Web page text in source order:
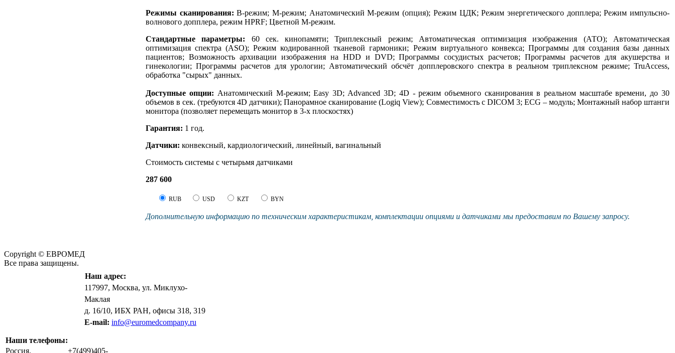
Режимы сканирования: В-режим; М-режим; Анатомический М-режим (опция); Режим ЦДК; Режим энергетического допплера; Режим импульсно-
волнового допплера, режим HPRF; Цветной М-режим.
Стандартные параметры: 60 сек. кинопамяти; Триплексный режим; Автоматическая оптимизация изображения (АТО); Автоматическая
оптимизация спектра (ASO); Режим кодированной тканевой гармоники; Режим виртуального конвекса; Программы для создания базы данных
пациентов; Возможность архивации изображения на HDD и DVD; Программы сосудистых расчетов; Программы расчетов для акушерства и
гинекологии; Программы расчетов для урологии; Автоматический обсчёт допплеровского спектра в реальном триплексном режиме; TruAccess,
обработка "сырых" данных.
Доступные опции: Анатомический М-режим; Easy 3D; Advanced 3D; 4D - режим объемного сканирования в реальном масштабе времени, до 30
объемов в сек. (требуются 4D датчики); Панорамное сканирование (Logiq View); Совместимость с DICOM 3; ECG – модуль; Монтажный набор штанги
монитора (позволяет перемещать монитор в 3-х плоскостях)
Гарантия: 1 год.
Датчики: конвексный, кардиологический, линейный, вагинальный
Стоимость системы с четырьмя датчиками
287 600
RUB USD KZT BYN
Дополнительную информацию по техническим характеристикам, комплектации опциями и датчиками мы предоставим по Вашему запросу.
Copyright © ЕВРОМЕД
Все права защищены.
Наш адрес:
117997, Москва, ул. Миклухо-
Маклая
д. 16/10, ИБХ РАН, офисы 318, 319
E-mail: info@euromedcompany.ru
Наши телефоны:
Россия,
+7(499)405-